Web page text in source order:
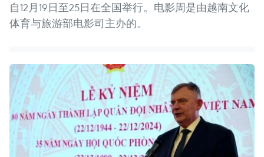
自12月19日至25日在全国举行。电影周是由越南文化
体育与旅游部电影司主办的。